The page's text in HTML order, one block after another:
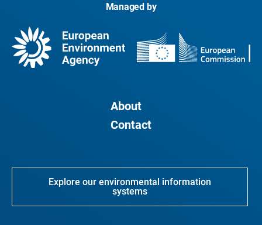
Managed by
About
Contact
Explore our environmental information
systems